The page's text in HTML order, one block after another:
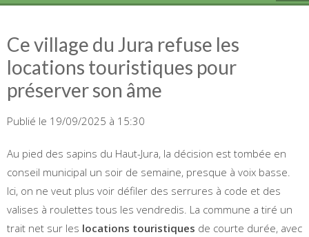
Ce village du Jura refuse les
locations touristiques pour
préserver son âme
Publié le 19/09/2025 à 15:30
Au pied des sapins du Haut-Jura, la décision est tombée en
conseil municipal un soir de semaine, presque à voix basse.
Ici, on ne veut plus voir défiler des serrures à code et des
valises à roulettes tous les vendredis. La commune a tiré un
trait net sur les locations touristiques de courte durée, avec